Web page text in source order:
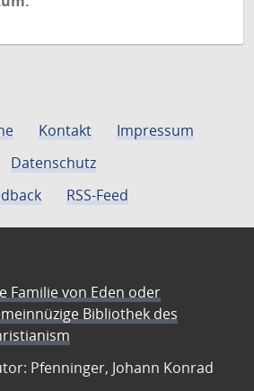
Kontakt
Impressum
Datenschutz
RSS-Feed
Familie von Eden oder
Bibliothek des
Pfenninger, Johann Konrad